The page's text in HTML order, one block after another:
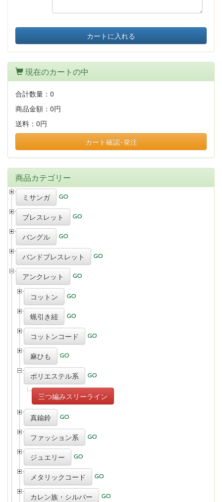
カートに入れる
現在のカートの中
合計数量： 0
商品金額： 0円
送料： 0円
カート確認･発注
商品カテゴリー
ミサンガ
ブレスレット
バングル
バンドブレスレット
アンクレット
コットン
蝋引き紐
コットンコード
麻ひも
ポリエステル系
三つ編みスリーライン
真鍮鈴
ファッション系
ジュエリー
メタリックコード
カレン族・シルバー